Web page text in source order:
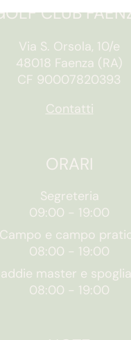
CLUB
Via S. Orsola, 10/e
48018 Faenza (RA)
CF 90007820393
Contatti
ORARI
Segreteria
09:00 - 19:00
Campo e campo
08:00 - 19:00
master e
08:00 - 19:00